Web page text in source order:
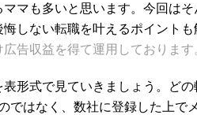
マも多いと思います。今回は
しない転職を叶えるポイントも
告収益を得て運用しております
形式で見ていきましょう。ど
はなく、数社に登録した上